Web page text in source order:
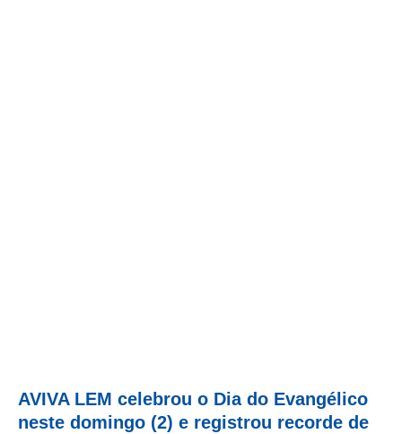
AVIVA LEM celebrou o Dia do Evangélico
neste domingo (2) e registrou recorde de